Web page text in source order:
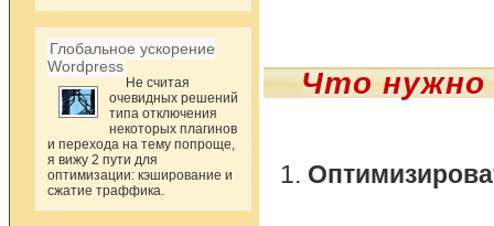
Глобальное ускорение
Wordpress
Не считая
очевидных решений
типа отключения
некоторых плагинов
и перехода на тему попроще,
я вижу 2 пути для
оптимизации: кэширование и
сжатие траффика.
Что нужно
1.